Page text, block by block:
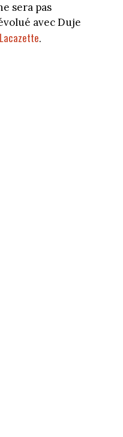
sera pas
avec Duje
Lacazette.